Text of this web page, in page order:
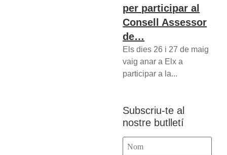
per participar al
Consell Assessor
de…
Els dies 26 i 27 de maig
vaig anar a Elx a
participar a la...
Subscriu-te al
nostre butlletí